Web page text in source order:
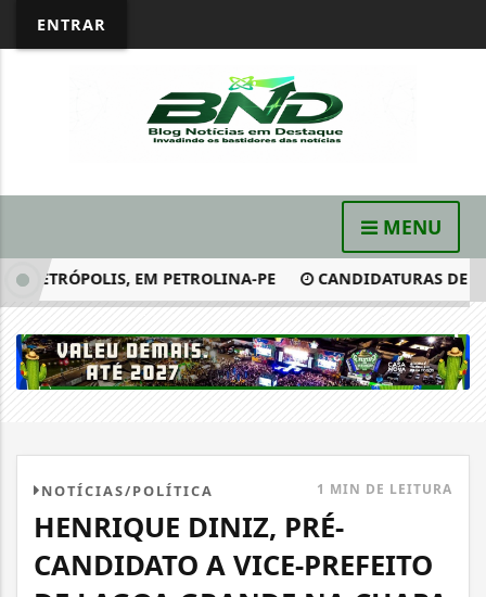
ENTRAR
MENU
EM PETROLINA-PE CANDIDATURAS DE
NOTÍCIAS/POLÍTICA 1 MIN DE LEITURA
HENRIQUE DINIZ, PRÉ-
CANDIDATO A VICE-PREFEITO